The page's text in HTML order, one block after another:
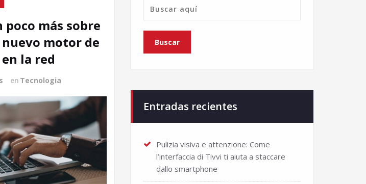
poco más sobre
motor de
la red
en Tecnologia
Entradas recientes
Pulizia visiva e attenzione: Come
l’interfaccia di Tivvi ti aiuta a staccare
dallo smartphone